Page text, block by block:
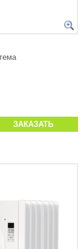
ЗАКАЗАТЬ